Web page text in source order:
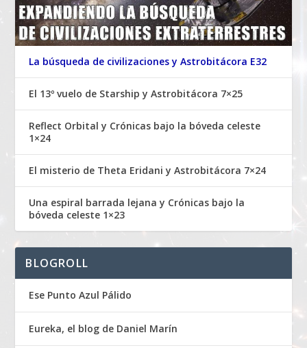
La búsqueda de civilizaciones y Astrobitácora E32
El 13º vuelo de Starship y Astrobitácora 7×25
Reflect Orbital y Crónicas bajo la bóveda celeste
1×24
El misterio de Theta Eridani y Astrobitácora 7×24
Una espiral barrada lejana y Crónicas bajo la
bóveda celeste 1×23
BLOGROLL
Ese Punto Azul Pálido
Eureka, el blog de Daniel Marín